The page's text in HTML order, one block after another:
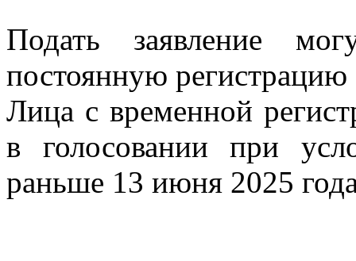
Подать заявление
постоянную
Лица с временной
в голосовании при
раньше 13 июня 2025